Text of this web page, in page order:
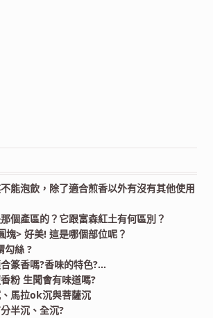
能泡飲，除了適合煎香以外有沒有其他使用
個產區的？它跟富森紅土有何區別？
塊> 好美! 這是哪個部位呢？
勾絲 ?
篆香嗎?香味的特色?…
粉 生聞會有味道嗎?
馬拉ok沉與菩薩沉
半沉、全沉?